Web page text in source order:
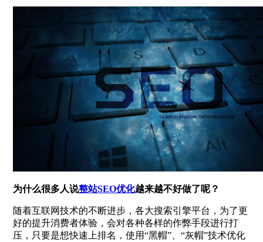
为什么很多人说整站SEO优化越来越不好做了呢？
随着互联网技术的不断进步，各大搜索引擎平台，为了更
好的提升消费者体验，会对各种各样的作弊手段进行打
压，只要是想快速上排名，使用“黑帽”、“灰帽”技术优化